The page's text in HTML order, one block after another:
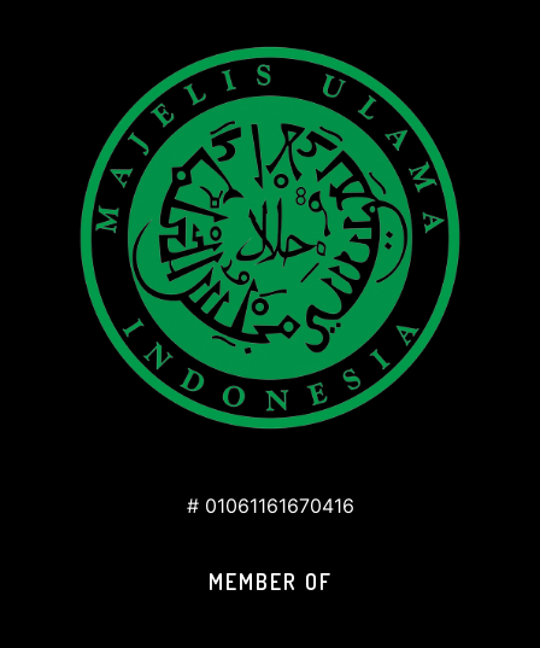
# 01061161670416
MEMBER OF